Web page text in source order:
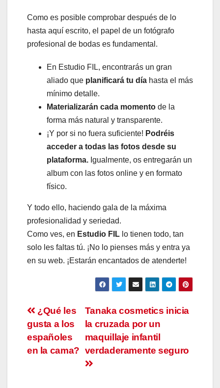
Como es posible comprobar después de lo
hasta aquí escrito, el papel de un fotógrafo
profesional de bodas es fundamental.
En Estudio FIL, encontrarás un gran
aliado que planificará tu día hasta el más
mínimo detalle.
Materializarán cada momento de la
forma más natural y transparente.
¡Y por si no fuera suficiente! Podréis
acceder a todas las fotos desde su
plataforma. Igualmente, os entregarán un
album con las fotos online y en formato
físico.
Y todo ello, haciendo gala de la máxima
profesionalidad y seriedad.
Como ves, en Estudio FIL lo tienen todo, tan
solo les faltas tú. ¡No lo pienses más y entra ya
en su web. ¡Estarán encantados de atenderte!
Navegación
de
entradas
Tanaka cosmetics inicia
la cruzada por un
maquillaje infantil
verdaderamente seguro
¿Qué les
gusta a los
españoles
en la cama?